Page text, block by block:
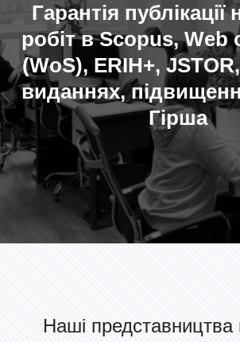
Гарантія публікації
робіт в Scopus, Web
(WoS), ERIH+,
виданнях,
Гірша
Наші представництва